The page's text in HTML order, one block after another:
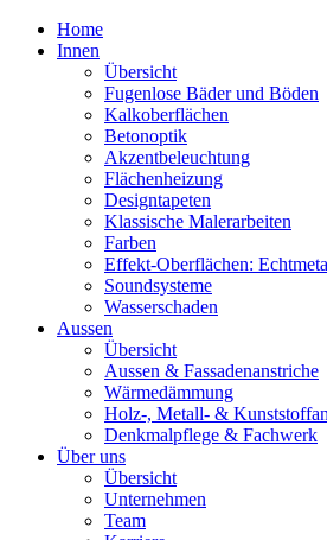
Home
Innen
Übersicht
Fugenlose Bäder und Böden
Kalkoberflächen
Betonoptik
Akzentbeleuchtung
Flächenheizung
Designtapeten
Klassische Malerarbeiten
Farben
Effekt-Oberflächen:
Soundsysteme
Wasserschaden
Aussen
Übersicht
Aussen & Fassadenanstriche
Wärmedämmung
Holz-, Metall- &
Denkmalpflege & Fachwerk
Über uns
Übersicht
Unternehmen
Team